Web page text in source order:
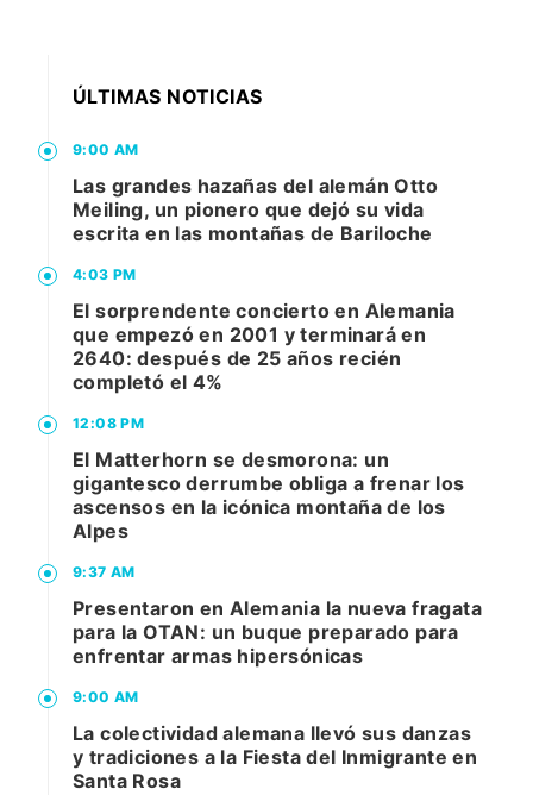
ÚLTIMAS NOTICIAS
9:00 AM
Las grandes hazañas del alemán Otto
Meiling, un pionero que dejó su vida
escrita en las montañas de Bariloche
4:03 PM
El sorprendente concierto en Alemania
que empezó en 2001 y terminará en
2640: después de 25 años recién
completó el 4%
12:08 PM
El Matterhorn se desmorona: un
gigantesco derrumbe obliga a frenar los
ascensos en la icónica montaña de los
Alpes
9:37 AM
Presentaron en Alemania la nueva fragata
para la OTAN: un buque preparado para
enfrentar armas hipersónicas
9:00 AM
La colectividad alemana llevó sus danzas
y tradiciones a la Fiesta del Inmigrante en
Santa Rosa